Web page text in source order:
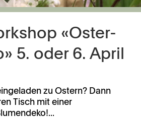
«Oster-
5. oder 6. April
zu Ostern? Dann
Tisch mit einer